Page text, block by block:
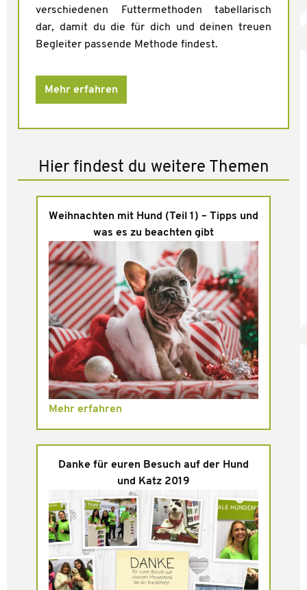
verschiedenen Futtermethoden tabellarisch
dar, damit du die für dich und deinen treuen
Begleiter passende Methode findest.
Mehr erfahren
Hier findest du weitere Themen
Weihnachten mit Hund (Teil 1) – Tipps und
was es zu beachten gibt
Mehr erfahren
Danke für euren Besuch auf der Hund
und Katz 2019